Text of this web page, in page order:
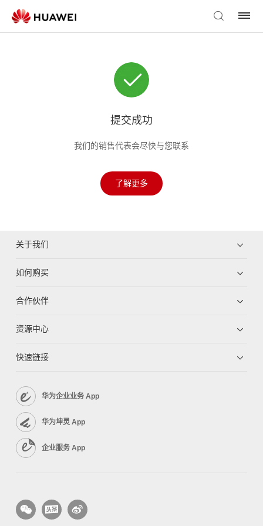
提交成功
我们的销售代表会尽快与您联系
了解更多
关于我们
如何购买
合作伙伴
资源中心
快速链接
华为企业业务 App
华为坤灵 App
企业服务 App